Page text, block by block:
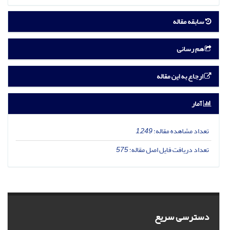
سابقه مقاله
هم رسانی
ارجاع به این مقاله
آمار
تعداد مشاهده مقاله:1,249
تعداد دریافت فایل اصل مقاله:575
دسترسی سریع